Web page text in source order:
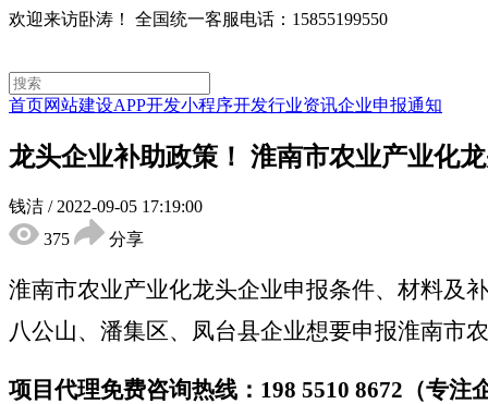
欢迎来访卧涛！ 全国统一客服电话：15855199550
首页网站建设APP开发小程序开发行业资讯企业申报通知
龙头企业补助政策！ 淮南市农业产业化
钱洁 / 2022-09-05 17:19:00
375
分享
淮南市农业产业化龙头企业申报条件、材料及
八公山、潘集区、凤台县企业想要申报淮南市
项目代理免费咨询热线：198 5510 8672（专